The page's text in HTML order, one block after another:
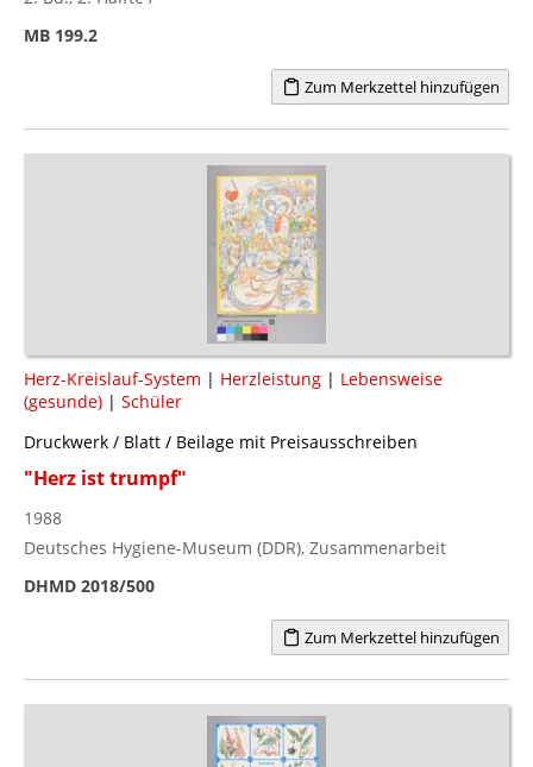
MB 199.2
Zum Merkzettel hinzufügen
Herz-Kreislauf-System | Herzleistung | Lebensweise
(gesunde) | Schüler
Druckwerk / Blatt / Beilage mit Preisausschreiben
"Herz ist trumpf"
1988
Deutsches Hygiene-Museum (DDR), Zusammenarbeit
DHMD 2018/500
Zum Merkzettel hinzufügen